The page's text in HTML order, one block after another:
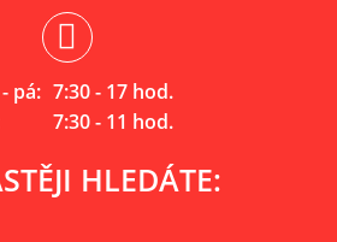
pá: 7:30 - 17 hod.
7:30 - 11 hod.
HLEDÁTE: